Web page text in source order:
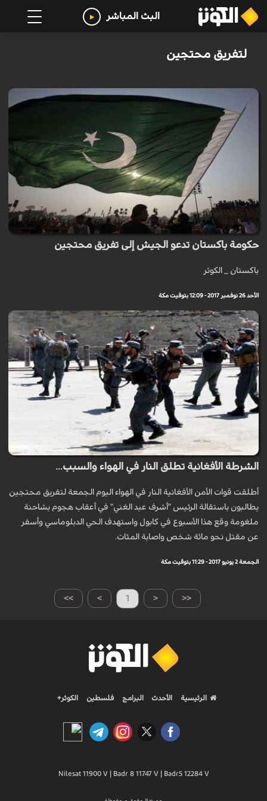
البث المباشر
لتفريق محتجين
حكومة باكستان تدعو الجيش إلى تفريق محتجين
باكستان _ الكوثر
الأحد 26 نوفمبر 2017 - 12:09 بتوقيت مكة
الشرطة الأفغانية تطلق النار في الهواء والسبب...
أطلقت قوات الأمن الأفغانية النار في الهواء اليوم الجمعة لتفريق محتجين
يطالبون باستقالة الرئيس "أشرف عبد الغني" في أعقاب هجوم بشاحنة
ملغومة وقع هذا الأسبوع في كابول واستهدف الحي الدبلوماسي وأسفر
عن مقتل نحو مائة شخص واصابة المئات.
الجمعة 2 يونيو 2017 - 11:29 بتوقيت مكة
>> > 1 < <<
الرئيسية الأحدث البرامج فلسطين الكوثر+
Nilesat 11900 V | Badr 8 11747 V | Badr5 12284 V